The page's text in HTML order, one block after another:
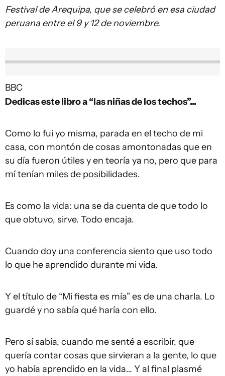
Festival de Arequipa, que se celebró en esa ciudad
peruana entre el 9 y 12 de noviembre.
BBC
Dedicas este libro a “las niñas de los techos”...
Como lo fui yo misma, parada en el techo de mi
casa, con montón de cosas amontonadas que en
su día fueron útiles y en teoría ya no, pero que para
mí tenían miles de posibilidades.
Es como la vida: una se da cuenta de que todo lo
que obtuvo, sirve. Todo encaja.
Cuando doy una conferencia siento que uso todo
lo que he aprendido durante mi vida.
Y el título de “Mi fiesta es mía” es de una charla. Lo
guardé y no sabía qué haría con ello.
Pero sí sabía, cuando me senté a escribir, que
quería contar cosas que sirvieran a la gente, lo que
yo había aprendido en la vida… Y al final plasmé